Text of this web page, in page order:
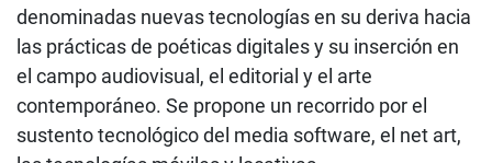
denominadas nuevas tecnologías en su deriva hacia
las prácticas de poéticas digitales y su inserción en
el campo audiovisual, el editorial y el arte
contemporáneo. Se propone un recorrido por el
sustento tecnológico del media software, el net art,